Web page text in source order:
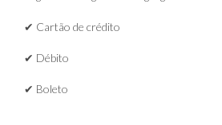
✔ Cartão de crédito
✔ Débito
✔ Boleto